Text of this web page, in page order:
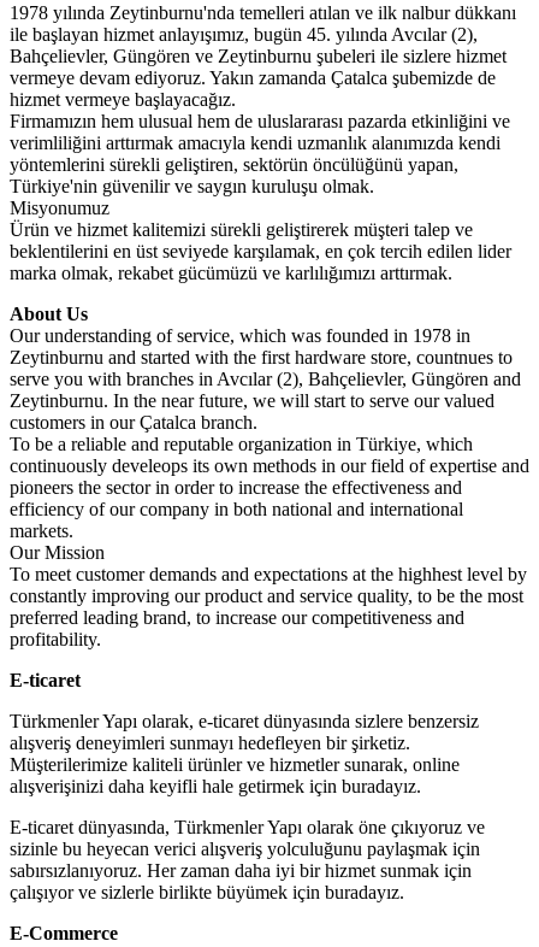
1978 yılında Zeytinburnu'nda temelleri atılan ve ilk nalbur dükkanı
ile başlayan hizmet anlayışımız, bugün 45. yılında Avcılar (2),
Bahçelievler, Güngören ve Zeytinburnu şubeleri ile sizlere hizmet
vermeye devam ediyoruz. Yakın zamanda Çatalca şubemizde de
hizmet vermeye başlayacağız.
Firmamızın hem ulusual hem de uluslararası pazarda etkinliğini ve
verimliliğini arttırmak amacıyla kendi uzmanlık alanımızda kendi
yöntemlerini sürekli geliştiren, sektörün öncülüğünü yapan,
Türkiye'nin güvenilir ve saygın kuruluşu olmak.
Misyonumuz
Ürün ve hizmet kalitemizi sürekli geliştirerek müşteri talep ve
beklentilerini en üst seviyede karşılamak, en çok tercih edilen lider
marka olmak, rekabet gücümüzü ve karlılığımızı arttırmak.
About Us
Our understanding of service, which was founded in 1978 in
Zeytinburnu and started with the first hardware store, countnues to
serve you with branches in Avcılar (2), Bahçelievler, Güngören and
Zeytinburnu. In the near future, we will start to serve our valued
customers in our Çatalca branch.
To be a reliable and reputable organization in Türkiye, which
continuously develeops its own methods in our field of expertise and
pioneers the sector in order to increase the effectiveness and
efficiency of our company in both national and international
markets.
Our Mission
To meet customer demands and expectations at the highhest level by
constantly improving our product and service quality, to be the most
preferred leading brand, to increase our competitiveness and
profitability.
E-ticaret
Türkmenler Yapı olarak, e-ticaret dünyasında sizlere benzersiz
alışveriş deneyimleri sunmayı hedefleyen bir şirketiz.
Müşterilerimize kaliteli ürünler ve hizmetler sunarak, online
alışverişinizi daha keyifli hale getirmek için buradayız.
E-ticaret dünyasında, Türkmenler Yapı olarak öne çıkıyoruz ve
sizinle bu heyecan verici alışveriş yolculuğunu paylaşmak için
sabırsızlanıyoruz. Her zaman daha iyi bir hizmet sunmak için
çalışıyor ve sizlerle birlikte büyümek için buradayız.
E-Commerce